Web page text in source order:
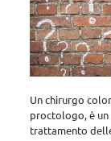
Un chirurgo
proctologo, è un
trattamento